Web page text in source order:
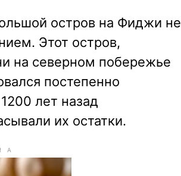
остров на Фиджи не
Этот остров,
на северном побережье
постепенно
лет назад
их остатки.